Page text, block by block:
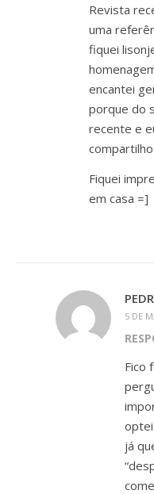
Revista
uma
fiquei
encantei
porque do
recente e
Fiquei
em casa =]
5 DE
Fico
já